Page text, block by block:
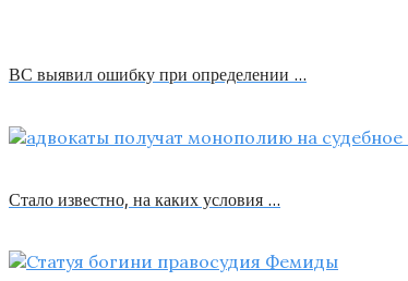
ВС выявил ошибку при определении …
Стало известно, на каких условия …